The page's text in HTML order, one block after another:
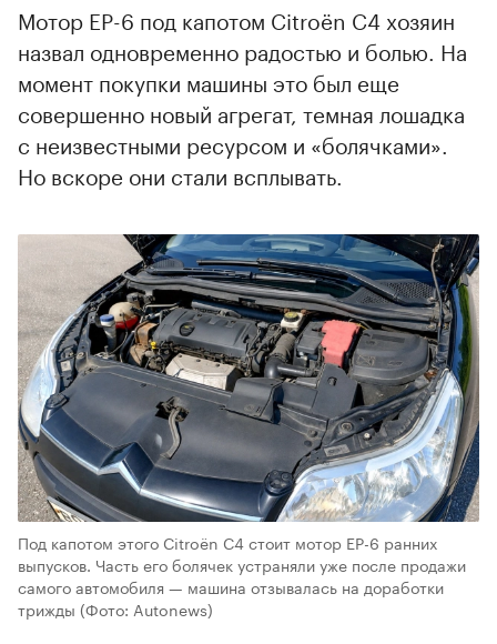
Мотор EP-6 под капотом Citroёn С4 хозяин
назвал одновременно радостью и болью. На
момент покупки машины это был еще
совершенно новый агрегат, темная лошадка
с неизвестными ресурсом и «болячками».
Но вскоре они стали всплывать.
Под капотом этого Citroёn С4 стоит мотор EP-6 ранних
выпусков. Часть его болячек устраняли уже после продажи
самого автомобиля — машина отзывалась на доработки
трижды (Фото: Autonews)